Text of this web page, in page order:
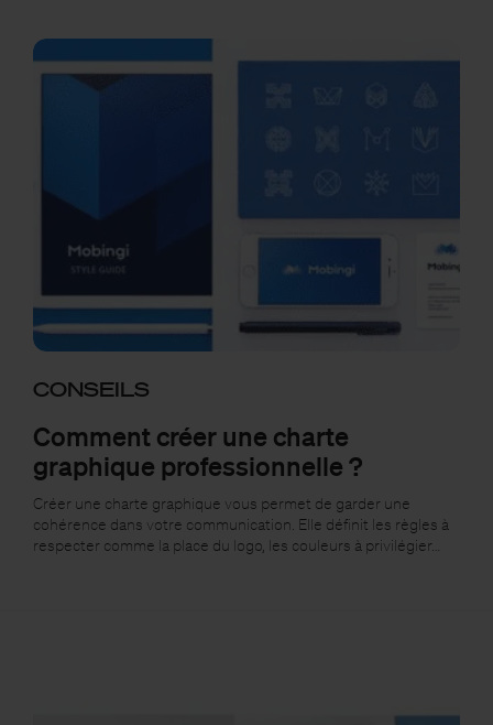
CONSEILS
Comment créer une charte
graphique professionnelle ?
Créer une charte graphique vous permet de garder une
cohérence dans votre communication. Elle définit les règles à
respecter comme la place du logo, les couleurs à privilégier…